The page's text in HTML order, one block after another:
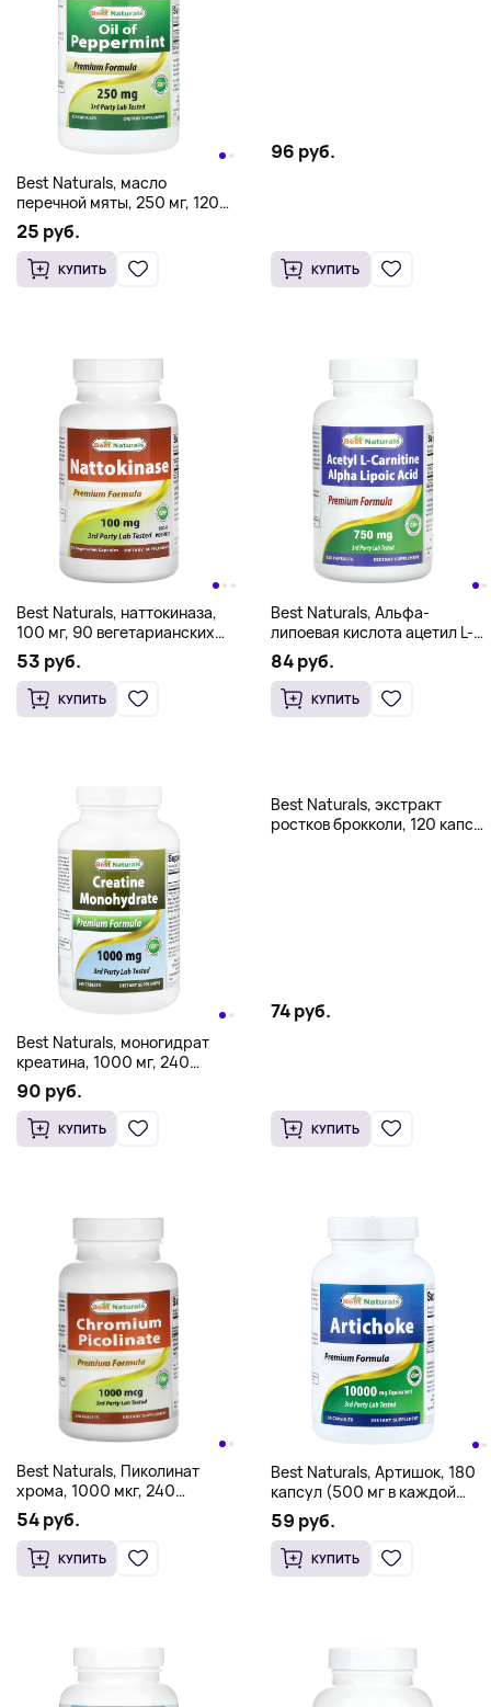
Best Naturals, масло
перечной мяты, 250 мг, 120
капсул
25 руб.
КУПИТЬ
96 руб.
КУПИТЬ
Best Naturals, наттокиназа,
100 мг, 90 вегетарианских
капсул
53 руб.
КУПИТЬ
Best Naturals, Альфа-
липоевая кислота ацетил L-
карнитина, 750 мг, 120
капсул
84 руб.
КУПИТЬ
Best Naturals, моногидрат
креатина, 1000 мг, 240
таблеток
90 руб.
КУПИТЬ
Best Naturals, экстракт
ростков брокколи, 120 капсул
74 руб.
КУПИТЬ
Best Naturals, Пиколинат
хрома, 1000 мкг, 240
таблеток
54 руб.
КУПИТЬ
Best Naturals, Артишок, 180
капсул (500 мг в каждой
капсуле)
59 руб.
КУПИТЬ